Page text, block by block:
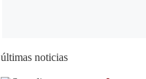
últimas noticias